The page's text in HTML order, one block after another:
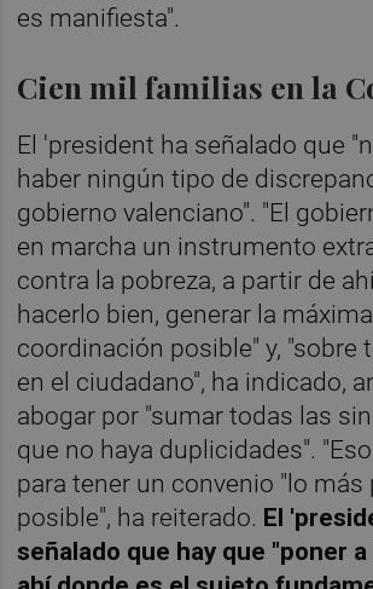
es manifiesta".
Cien mil familias en la
El 'president ha señalado que
haber ningún tipo de
gobierno valenciano". "El
en marcha un instrumento
contra la pobreza, a partir de
hacerlo bien, generar la máxima
coordinación posible" y, "sobre
en el ciudadano", ha indicado,
abogar por "sumar todas las
que no haya duplicidades".
para tener un convenio "lo más
posible", ha reiterado. El
señalado que hay que "poner